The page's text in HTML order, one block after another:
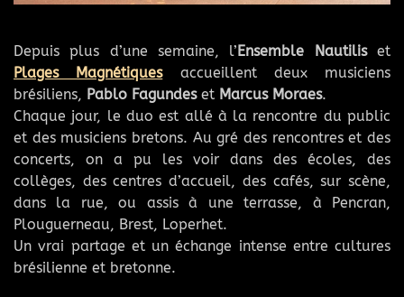
Depuis plus d’une semaine, l’Ensemble Nautiliset
Plages Magnétiquesaccueillent deux musiciens
brésiliens, Pablo Fagundeset Marcus Moraes.
Chaque jour, le duo est allé à la rencontre du public
et des musiciens bretons. Au gré des rencontres et des
concerts, on a pu les voir dans des écoles, des
collèges, des centres d’accueil, des cafés, sur scène,
dans la rue, ou assis à une terrasse, à Pencran,
Plouguerneau, Brest, Loperhet.
Un vrai partage et un échange intense entre cultures
brésilienne et bretonne.